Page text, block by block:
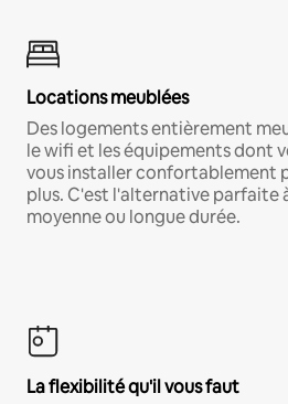
Locations meublées
Des logements entièrement
le wifi et les équipements dont
vous installer confortablement
plus. C'est l'alternative parfaite
moyenne ou longue durée.
La flexibilité qu'il vous faut